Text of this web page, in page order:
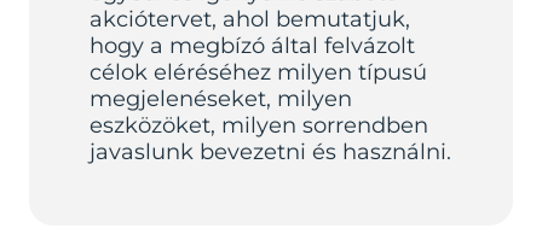
akciótervet, ahol bemutatjuk,
hogy a megbízó által felvázolt
célok eléréséhez milyen típusú
megjelenéseket, milyen
eszközöket, milyen sorrendben
javaslunk bevezetni és használni.